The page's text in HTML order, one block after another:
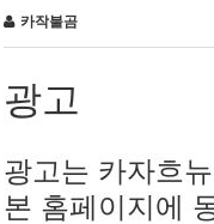
카작불곰
광고
광고는 카자흐
본 홈페이지에